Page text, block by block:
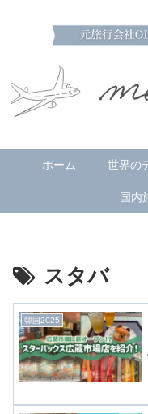
ホーム 世界の
国内
スタバ
韓国2025